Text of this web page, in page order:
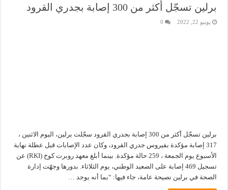
برلين تسجّل أكثر من 300 إصابة بجدري القرود
يونيو 22, 2022 0
برلين تسجّل أكثر من 300 إصابة بجدري القرود سجّلت برلين، اليوم الاثنين ،
317 إصابة مؤكدة بفيروس جدري القرود، وكان عدد الإصابات قبل عطلة نهاية
الأسبوع يوم الجمعة ، 259 حالة مؤكدة. بينما أبلغ معهد روبرت كوخ (RKI) عن
تسجيل 469 إصابة على الصعيد الوطني، يوم الثلاثاء. بدورها وجهّت إدارة
الصحة في برلين نصيحة عامة، جاء فيها: “بما أنه يوجد …